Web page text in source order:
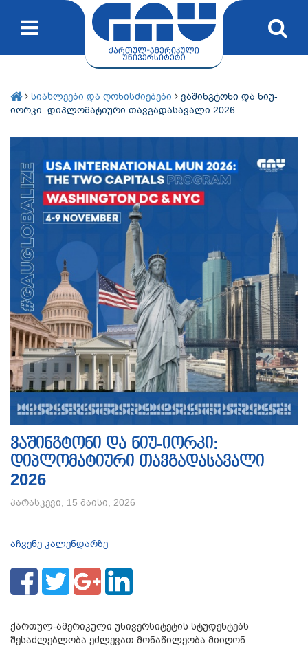
სიახლეები და ღონისძიებები
ვაშინგტონი და ნიუ-
იორკი: დიპლომატიური თავგადასავალი 2026
ვაშინგტონი და ნიუ-იორკი:
დიპლომატიური თავგადასავალი
2026
პარასკევი, 15 მაისი, 2026
აჩვენე კალენდარზე
ქართულ-ამერიკული უნივერსიტეტის სტუდენტებს
შესაძლებლობა ეძლევათ მონაწილეობა მიიღონ